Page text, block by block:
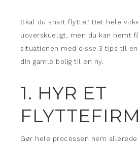
Skal du snart flytte? Det hele
uoverskueligt, men du kan nemt
situationen med disse 3 tips til en
din gamle bolig til en ny.
1. HYR ET
Gør hele processen nem